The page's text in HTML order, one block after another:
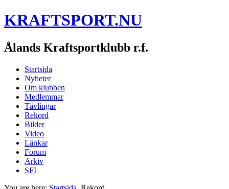
KRAFTSPORT.NU
Ålands Kraftsportklubb r.f.
Startsida
Nyheter
Om klubben
Medlemmar
Tävlingar
Rekord
Bilder
Video
Länkar
Forum
Arkiv
SFI